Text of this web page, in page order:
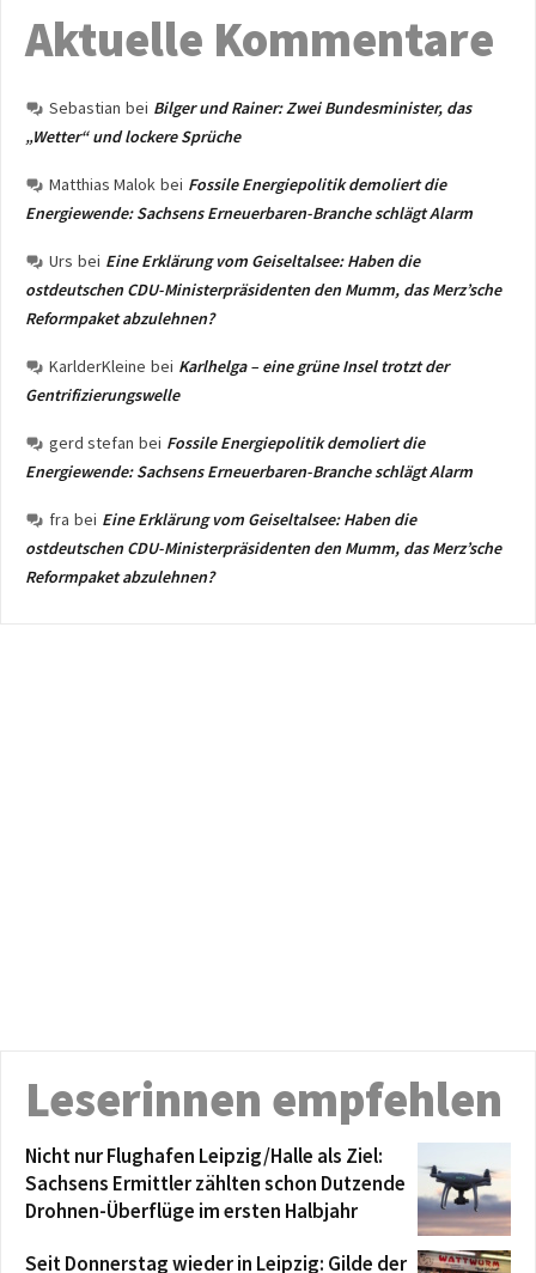
Aktuelle Kommentare
Sebastian bei Bilger und Rainer: Zwei Bundesminister, das
„Wetter“ und lockere Sprüche
Matthias Malok bei Fossile Energiepolitik demoliert die
Energiewende: Sachsens Erneuerbaren-Branche schlägt Alarm
Urs bei Eine Erklärung vom Geiseltalsee: Haben die
ostdeutschen CDU-Ministerpräsidenten den Mumm, das Merz’sche
Reformpaket abzulehnen?
KarlderKleine bei Karlhelga – eine grüne Insel trotzt der
Gentrifizierungswelle
gerd stefan bei Fossile Energiepolitik demoliert die
Energiewende: Sachsens Erneuerbaren-Branche schlägt Alarm
fra bei Eine Erklärung vom Geiseltalsee: Haben die
ostdeutschen CDU-Ministerpräsidenten den Mumm, das Merz’sche
Reformpaket abzulehnen?
Leserinnen empfehlen
Nicht nur Flughafen Leipzig/Halle als Ziel:
Sachsens Ermittler zählten schon Dutzende
Drohnen-Überflüge im ersten Halbjahr
Seit Donnerstag wieder in Leipzig: Gilde der